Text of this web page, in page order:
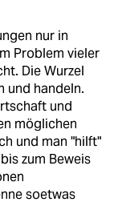
nur in
Problem vieler
Die Wurzel
und handeln.
und
möglichen
und man "hilft"
zum Beweis
soetwas